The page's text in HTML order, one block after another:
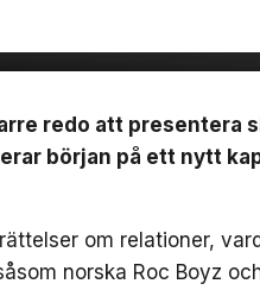
redo att presentera
början på ett nytt
om relationer,
norska Roc Boyz